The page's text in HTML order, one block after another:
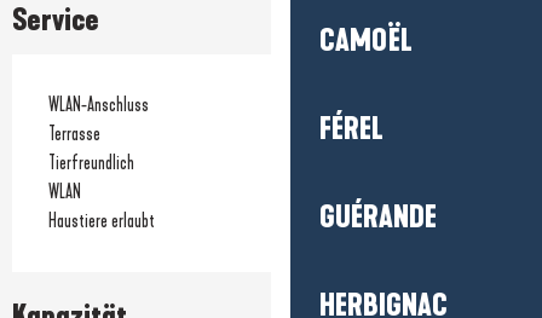
CAMOËL
FÉREL
GUÉRANDE
HERBIGNAC
Service
WLAN-Anschluss
Terrasse
Tierfreundlich
WLAN
Haustiere erlaubt